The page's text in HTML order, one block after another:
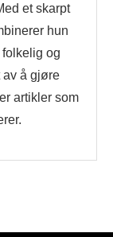
et skarpt
hun
og
av å gjøre
artikler som